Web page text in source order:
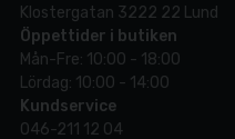
Klostergatan 3222 22 Lund
Öppettider i butiken
Mån-Fre: 10:00 - 18:00
Lördag: 10:00 - 14:00
Kundservice
046-211 12 04